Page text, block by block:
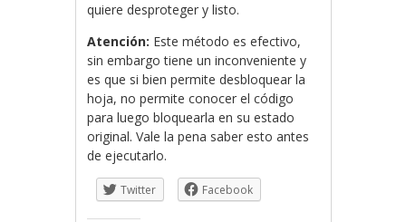
quiere desproteger y listo.
Atención: Este método es efectivo,
sin embargo tiene un inconveniente y
es que si bien permite desbloquear la
hoja, no permite conocer el código
para luego bloquearla en su estado
original. Vale la pena saber esto antes
de ejecutarlo.
Twitter Facebook